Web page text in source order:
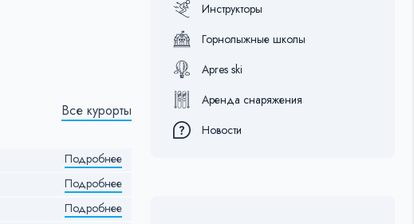
Все курорты
Подробнее
Подробнее
Подробнее
Инструкторы
Горнолыжные школы
Apres ski
Аренда снаряжения
Новости